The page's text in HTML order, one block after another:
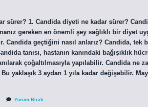
sürer? 1. Candida diyeti ne kadar sürer?
gereken en önemli şey sağlıklı bir diyet
Candida geçtiğini nasıl anlarız? Candida, tek
tanısı, hastanın kanındaki bağışıklık
çoğaltılmasıyla yapılabilir. Candida ne
yaklaşık 3 aydan 1 yıla kadar değişebilir.
Yorum Bırak